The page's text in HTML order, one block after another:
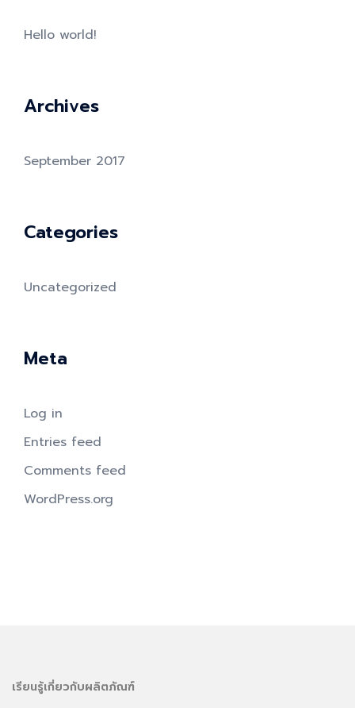
Hello world!
Archives
September 2017
Categories
Uncategorized
Meta
Log in
Entries feed
Comments feed
WordPress.org
เรียนรู้เกี่ยวกับผลิตภัณฑ์